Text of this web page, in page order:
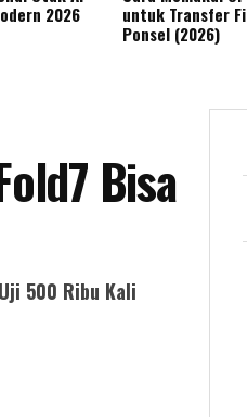
2026
untuk Transfer
Ponsel (2026)
Bisa
500 Ribu Kali